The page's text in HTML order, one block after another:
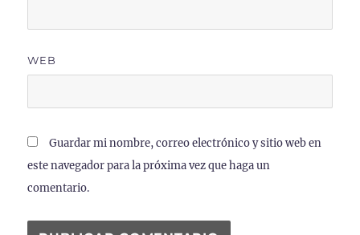
WEB
Guardar mi nombre, correo electrónico y sitio web en
este navegador para la próxima vez que haga un
comentario.